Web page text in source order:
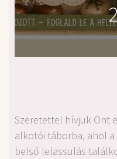
Szeretettel hívjuk Önt
alkotói táborba, ahol a
belső lelassulás